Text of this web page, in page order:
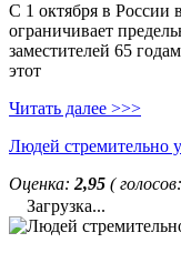
С 1 октября в России
ограничивает
заместителей 65
этот
Читать далее >>>
Людей стремительно
Оценка: 2,95 ( голосов:
Загрузка...